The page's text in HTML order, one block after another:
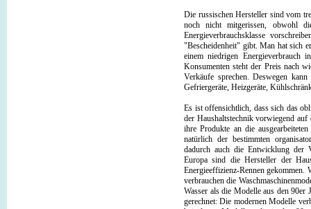
Die russischen Hersteller sind vom
noch nicht mitgerissen, obwohl
Energieverbrauchsklasse
"Bescheidenheit" gibt. Man hat sich
einem niedrigen
Konsumenten steht der Preis nach
Verkäufe sprechen. Deswegen
Gefriergeräte, Heizgeräte,
Es ist offensichtlich, dass sich das
der Haushaltstechnik vorwiegend
ihre Produkte an die
natürlich der bestimmten
dadurch auch die Entwicklung der
Europa sind die Hersteller der
Energieeffizienz-Rennen
verbrauchen die
Wasser als die Modelle aus den
gerechnet: Die modernen Modelle